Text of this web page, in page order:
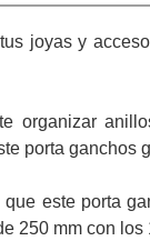
joyas y
organizar
porta ganchos
este porta
250 mm con los